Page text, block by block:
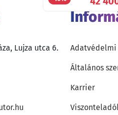
Lujza utca 6.
Általános
Karrier